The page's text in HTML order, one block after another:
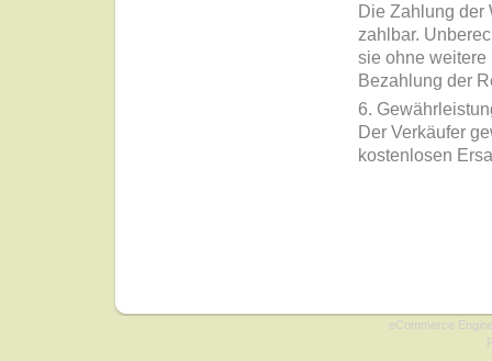
Die Zahlung der
zahlbar.
sie ohne weitere
Bezahlung der
6.
Der Verkäufer
kostenlosen
eCommerce